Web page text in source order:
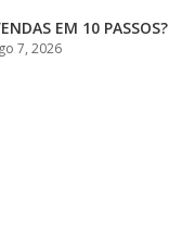
EM 10 PASSOS?
7, 2026